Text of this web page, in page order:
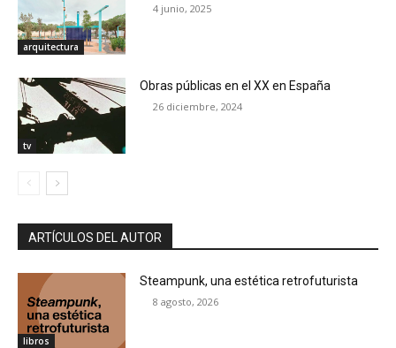
arquitectura
4 junio, 2025
tv
Obras públicas en el XX en España
26 diciembre, 2024
ARTÍCULOS DEL AUTOR
libros
Steampunk, una estética retrofuturista
8 agosto, 2026